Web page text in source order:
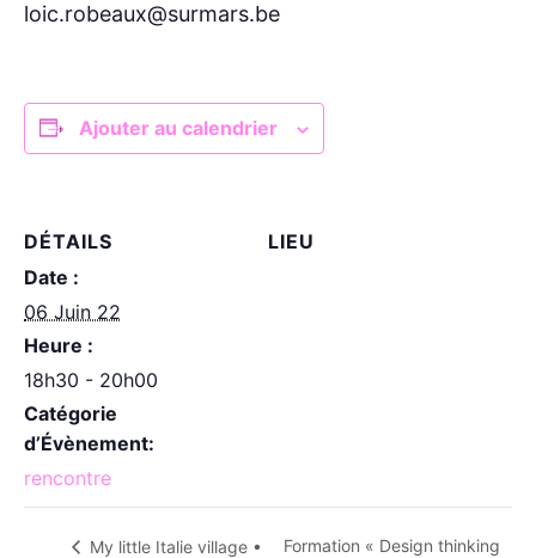
loic.robeaux@surmars.be
Ajouter au calendrier
DÉTAILS
Date :
06 Juin 22
Heure :
18h30 - 20h00
Catégorie
d’Évènement:
rencontre
LIEU
My little Italie village •
Formation « Design thinking